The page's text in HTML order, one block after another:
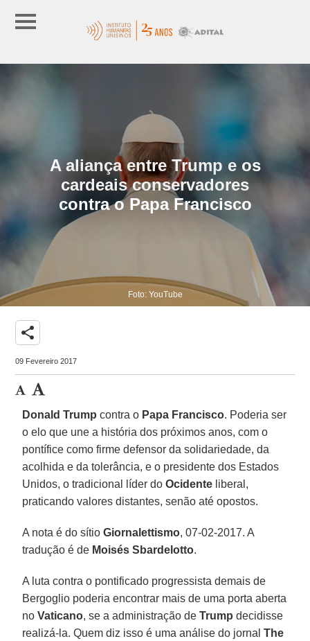
A aliança entre Trump e os
cardeais conservadores
contra o Papa Francisco
Foto: YouTube
share
09 Fevereiro 2017
Donald Trump contra o Papa Francisco. Poderia ser
o elo que une a história dos próximos anos, com o
pontífice como firme defensor da solidariedade, da
acolhida e da tolerância, e o presidente dos Estados
Unidos, o tradicional líder doOcidente liberal,
praticando valores distantes, senão até opostos.
A nota é do sítioGiornalettismo, 07-02-2017. A
tradução é de Moisés Sbardelotto.
A luta contra o pontificado progressista demais de
Bergoglio poderia encontrar mais de uma porta aberta
noVaticano, se a administração deTrump decidisse
realizá-la. Quem diz isso é uma análise do jornalThe